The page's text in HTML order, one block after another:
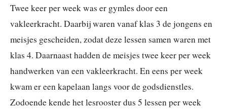
Twee keer per week was er gymles door een
vakleerkracht. Daarbij waren vanaf klas 3 de jongens en
meisjes gescheiden, zodat deze lessen samen waren met
klas 4. Daarnaast hadden de meisjes twee keer per week
handwerken van een vakleerkracht. En eens per week
kwam er een kapelaan langs voor de godsdienstles.
Zodoende kende het lesrooster dus 5 lessen per week